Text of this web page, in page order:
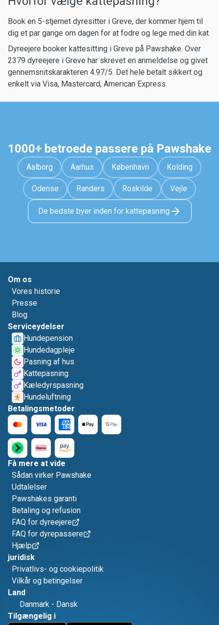
Book en 5-stjernet dyresitter i Greve, der kommer hjem til
dig et par gange om dagen for at fodre og lege med din kat.
Dyreejere booker kattesitting i Greve på Pawshake. Over
2379 dyreejere i Greve har skrevet en anmeldelse og givet
gennemsnitskarakteren 4.97/5. Det hele betalt sikkert og
enkelt via Visa, Mastercard, American Express.
1000+ betroede passere på Pawshake
Aalborg Aarhus København Kolding
Odense Randers Roskilde Vejle
De bedste byer inden for kattepasning
Om os
Vores historie
Presse
Blog
Serviceydelser
Hundepension
Hundedagpleje
Pasning af hus
Kattepasning
Kæledyrspasning
Hundeluftning
Betalingsmetoder
Få mere at vide
Sådan virker Pawshake
Udtalelser
Pawshakes garanti
Betaling og refusion
FAQ for dyreejere
FAQ for dyrepassere
Hjælp
juridisk
Privatlivs- og cookiepolitik
Vilkår og betingelser
Land
Danmark - Dansk
Tilgængelig i